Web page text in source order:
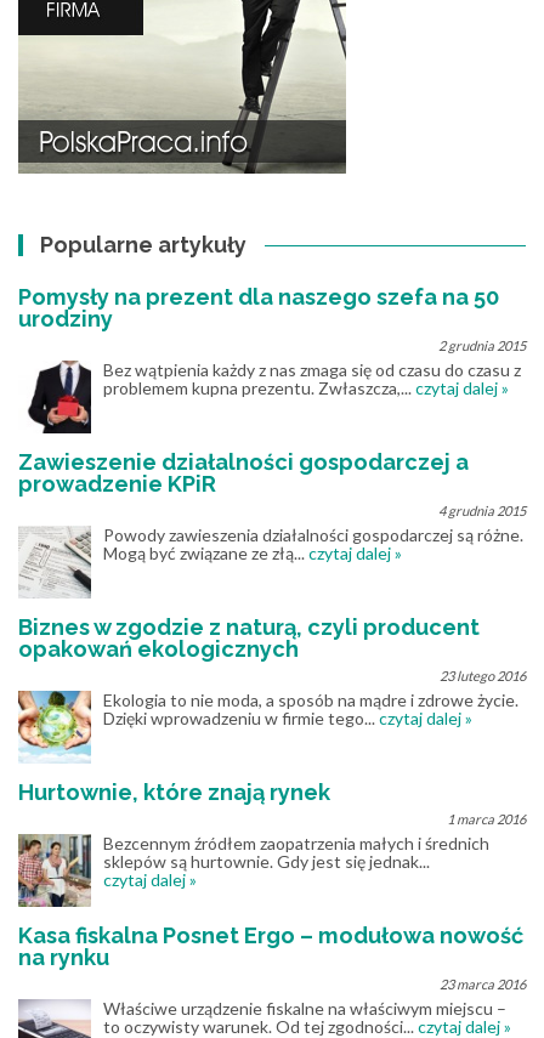
Popularne artykuły
Pomysły na prezent dla naszego szefa na 50
urodziny
2 grudnia 2015
Bez wątpienia każdy z nas zmaga się od czasu do czasu z
problemem kupna prezentu. Zwłaszcza,...czytaj dalej »
Zawieszenie działalności gospodarczej a
prowadzenie KPiR
4 grudnia 2015
Powody zawieszenia działalności gospodarczej są różne.
Mogą być związane ze złą...czytaj dalej »
Biznes w zgodzie z naturą, czyli producent
opakowań ekologicznych
23 lutego 2016
Ekologia to nie moda, a sposób na mądre i zdrowe życie.
Dzięki wprowadzeniu w firmie tego...czytaj dalej »
Hurtownie, które znają rynek
1 marca 2016
Bezcennym źródłem zaopatrzenia małych i średnich
sklepów są hurtownie. Gdy jest się jednak...
czytaj dalej »
Kasa fiskalna Posnet Ergo – modułowa nowość
na rynku
23 marca 2016
Właściwe urządzenie fiskalne na właściwym miejscu –
to oczywisty warunek. Od tej zgodności...czytaj dalej »